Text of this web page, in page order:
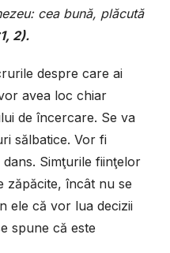
cea bună, plăcută
2).
despre care ai
avea loc chiar
de încercare. Se va
sălbatice. Vor fi
Simţurile fiinţelor
zăpăcite, încât nu se
ele că vor lua decizii
spune că este